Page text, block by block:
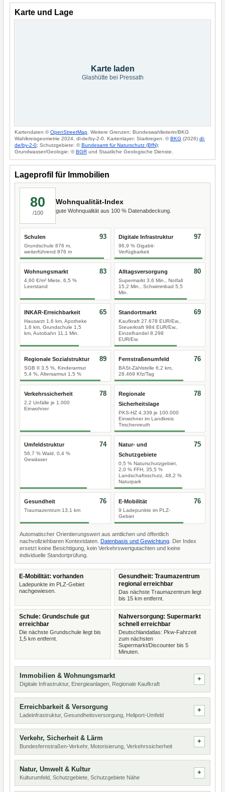
Karte und Lage
Karte laden
Glashütte bei Pressath
Kartendaten ©OpenStreetMap . Weitere Grenzen: Bundeswahlleiterin/BKG
Wahlkreisgeometrie 2024, dl-de/by-2-0. Kartenlayer: Starkregen: ©BKG (2026) dl-
de/by-2-0; Schutzgebiete: ©Bundesamt für Naturschutz (BfN);
Grundwasser/Geologie: ©BGR und Staatliche Geologische Dienste.
Lageprofil für Immobilien
80
/100
Wohnqualität-Index
gute Wohnqualität aus 100 % Datenabdeckung.
Schulen
Grundschule 876 m,
weiterführend 876 m
93 Digitale Infrastruktur
96,9 % Gigabit-
Verfügbarkeit
97
Wohnungsmarkt
4,60 €/m² Miete, 6,5 %
Leerstand
83 Alltagsversorgung
Supermarkt 3,6 Min., Notfall
15,2 Min., Schwimmbad 5,5
Min.
80
INKAR-Erreichbarkeit
Hausarzt 1,6 km, Apotheke
1,6 km, Grundschule 1,5
km, Autobahn 11,1 Min.
65 Standortmarkt
Kaufkraft 27.678 EUR/Ew.,
Steuerkraft 984 EUR/Ew.,
Einzelhandel 8.298
EUR/Ew.
69
Regionale Sozialstruktur
SGB II 3,5 %, Kinderarmut
5,4 %, Altersarmut 1,5 %
89 Fernstraßenumfeld
BASt-Zählstelle 6,2 km,
28.469 Kfz/Tag
76
Verkehrssicherheit
2,2 Unfälle je 1.000
Einwohner
78
Regionale
Sicherheitslage
PKS-HZ 4.339 je 100.000
Einwohner im Landkreis
Tirschenreuth
78
Umfeldstruktur
56,7 % Wald, 0,4 %
Gewässer
74
Natur- und
Schutzgebiete
0,5 % Naturschutzgebiet,
2,0 % FFH, 35,5 %
Landschaftsschutz, 48,2 %
Naturpark
75
Gesundheit
Traumazentrum 13,1 km
76 E-Mobilität
9 Ladepunkte im PLZ-
Gebiet
76
Automatischer Orientierungswert aus amtlichen und öffentlich
nachvollziehbaren Kontextdaten. Datenbasis und Gewichtung . Der Index
ersetzt keine Besichtigung, kein Verkehrswertgutachten und keine
individuelle Standortprüfung.
E-Mobilität: vorhanden
Ladepunkte im PLZ-Gebiet
nachgewiesen.
Gesundheit: Traumazentrum
regional erreichbar
Das nächste Traumazentrum liegt
bis 15 km entfernt.
Schule: Grundschule gut
erreichbar
Die nächste Grundschule liegt bis
1,5 km entfernt.
Nahversorgung: Supermarkt
schnell erreichbar
Deutschlandatlas: Pkw-Fahrzeit
zum nächsten
Supermarkt/Discounter bis 5
Minuten.
Immobilien & Wohnungsmarkt
Digitale Infrastruktur, Energieanlagen, Regionale Kaufkraft
Erreichbarkeit & Versorgung
Ladeinfrastruktur, Gesundheitsversorgung, Heliport-Umfeld
Verkehr, Sicherheit & Lärm
Bundesfernstraßen-Verkehr, Motorisierung, Verkehrssicherheit
Natur, Umwelt & Kultur
Kulturumfeld, Schutzgebiete, Schutzgebiete Nähe